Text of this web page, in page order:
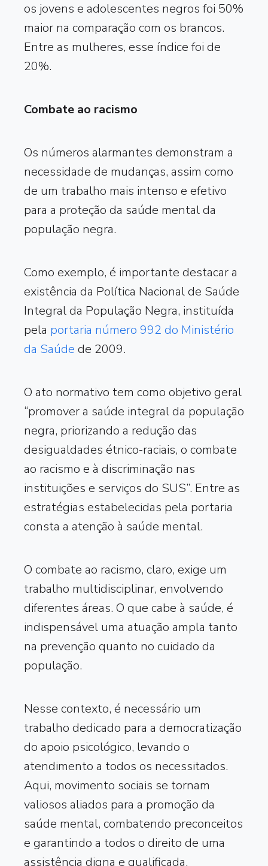
os jovens e adolescentes negros foi 50%
maior na comparação com os brancos.
Entre as mulheres, esse índice foi de
20%.
Combate ao racismo
Os números alarmantes demonstram a
necessidade de mudanças, assim como
de um trabalho mais intenso e efetivo
para a proteção da saúde mental da
população negra.
Como exemplo, é importante destacar a
existência da Política Nacional de Saúde
Integral da População Negra, instituída
pela portaria número 992 do Ministério
da Saúde de 2009.
O ato normativo tem como objetivo geral
“promover a saúde integral da população
negra, priorizando a redução das
desigualdades étnico-raciais, o combate
ao racismo e à discriminação nas
instituições e serviços do SUS”. Entre as
estratégias estabelecidas pela portaria
consta a atenção à saúde mental.
O combate ao racismo, claro, exige um
trabalho multidisciplinar, envolvendo
diferentes áreas. O que cabe à saúde, é
indispensável uma atuação ampla tanto
na prevenção quanto no cuidado da
população.
Nesse contexto, é necessário um
trabalho dedicado para a democratização
do apoio psicológico, levando o
atendimento a todos os necessitados.
Aqui, movimento sociais se tornam
valiosos aliados para a promoção da
saúde mental, combatendo preconceitos
e garantindo a todos o direito de uma
assistência digna e qualificada.